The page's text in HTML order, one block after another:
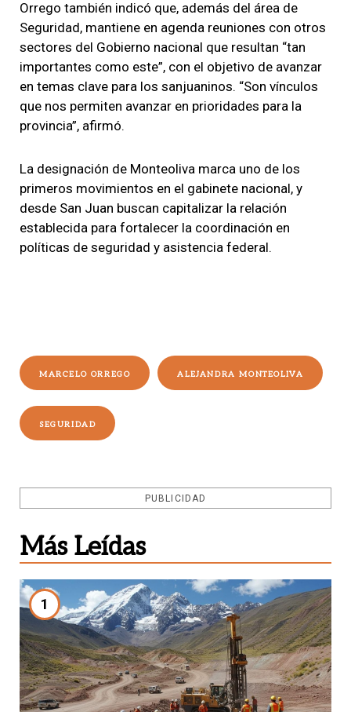
Orrego también indicó que, además del área de
Seguridad, mantiene en agenda reuniones con otros
sectores del Gobierno nacional que resultan “tan
importantes como este”, con el objetivo de avanzar
en temas clave para los sanjuaninos. “Son vínculos
que nos permiten avanzar en prioridades para la
provincia”, afirmó.
La designación de Monteoliva marca uno de los
primeros movimientos en el gabinete nacional, y
desde San Juan buscan capitalizar la relación
establecida para fortalecer la coordinación en
políticas de seguridad y asistencia federal.
MARCELO ORREGO ALEJANDRA MONTEOLIVA
SEGURIDAD
PUBLICIDAD
Más Leídas
1